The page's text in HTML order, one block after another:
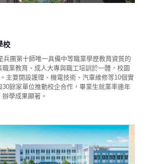
校
兵團第十師唯一具備中等職業學歷教育資質的
業教育、成人大專與職工培訓於一體，校園
主要開設護理、機電技術、汽車維修等10個實
30餘家單位推動校企合作，畢業生就業率連年
學成果顯著。